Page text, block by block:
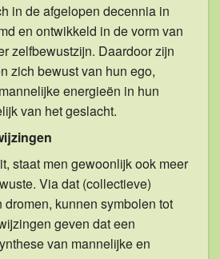
in de afgelopen decennia in
en ontwikkeld in de vorm van
zelfbewustzijn. Daardoor zijn
zich bewust van hun ego,
energieën in hun
van het geslacht.
staat men gewoonlijk ook meer
Via dat (collectieve)
kunnen symbolen tot
geven dat een
van mannelijke en